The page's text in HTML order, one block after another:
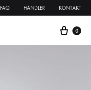
FAQ HÄNDLER KONTAKT
0